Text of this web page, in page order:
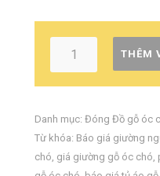
THÊM
Danh mục: Đóng Đồ gỗ óc
Từ khóa: Báo giá giường
chó, giá giường gỗ óc chó,